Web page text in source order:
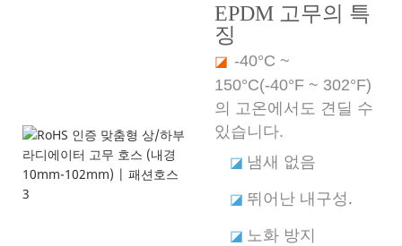
EPDM 고무의 특
징
◪ -40°C ~
150°C(-40°F ~ 302°F)
의 고온에서도 견딜 수
있습니다.
◪ 냄새 없음
◪ 뛰어난 내구성.
◪ 노화 방지